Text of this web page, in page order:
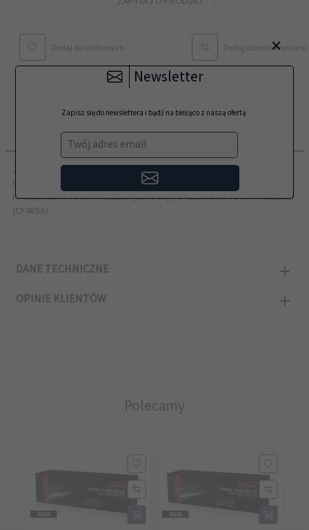
Dodaj do ulubionych Dodaj do porównywarki
OPIS PRODUKTU
Zamiennik HP przeznaczony do modeli:
HP LaserJet Pro M201dw (CF456A), HP LaserJet Pro M201n (CF455A),
HP LaserJet Pro MFP M225dn (CF484A), HP LaserJet Pro MFP M225dw
(CF485A)
DANE TECHNICZNE
OPINIE KLIENTÓW
Polecamy
×
Newsletter
Zapisz się do newslettera i bądź na bieżąco z naszą ofertą
Twój adres email